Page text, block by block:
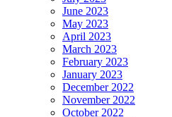
June 2023
May 2023
April 2023
March 2023
February 2023
January 2023
December 2022
November 2022
October 2022